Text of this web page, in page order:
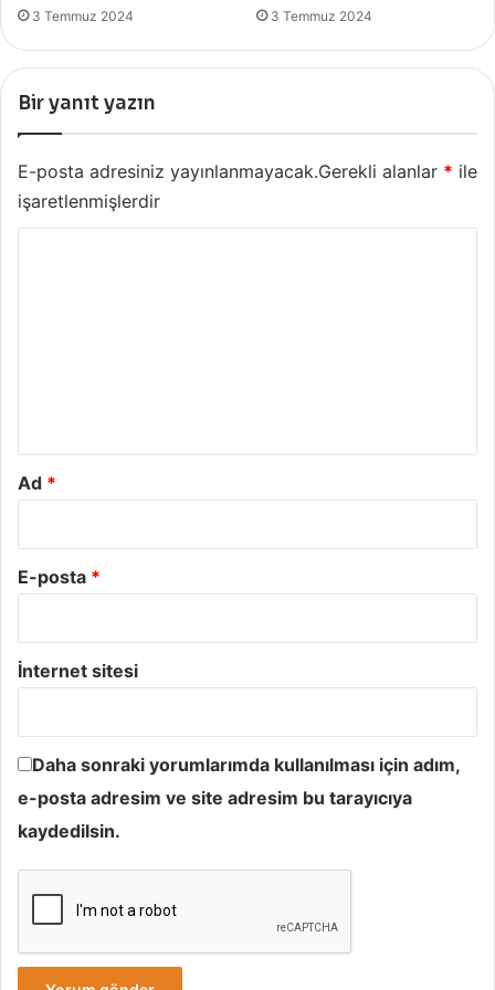
3 Temmuz 2024 3 Temmuz 2024
Bir yanıt yazın
E-posta adresiniz yayınlanmayacak.Gerekli alanlar * ile
işaretlenmişlerdir
Ad *
E-posta *
İnternet sitesi
Daha sonraki yorumlarımda kullanılması için adım,
e-posta adresim ve site adresim bu tarayıcıya
kaydedilsin.